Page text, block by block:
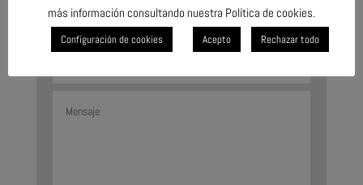
más información consultando nuestra Política de cookies.
Configuración de cookies Acepto Rechazar todo